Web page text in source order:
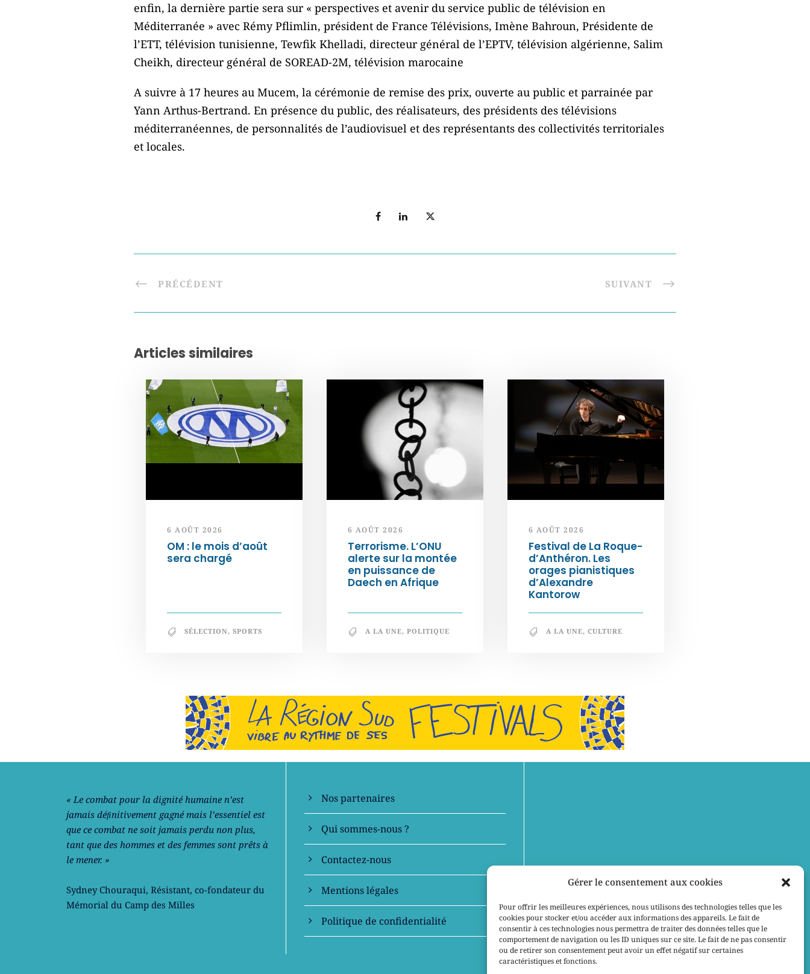
Gérer le consentement aux cookies
Pour offrir les meilleures expériences, nous utilisons des technologies telles que les
cookies pour stocker et/ou accéder aux informations des appareils. Le fait de
consentir à ces technologies nous permettra de traiter des données telles que le
comportement de navigation ou les ID uniques sur ce site. Le fait de ne pas consentir
ou de retirer son consentement peut avoir un effet négatif sur certaines
caractéristiques et fonctions.
enfin, la dernière partie sera sur « perspectives et avenir du service public de télévision en
Méditerranée » avec Rémy Pflimlin, président de France Télévisions, Imène Bahroun, Présidente de
l’ETT, télévision tunisienne, Tewfik Khelladi, directeur général de l’EPTV, télévision algérienne, Salim
Cheikh, directeur général de SOREAD-2M, télévision marocaine
A suivre à 17 heures au Mucem, la cérémonie de remise des prix, ouverte au public et parrainée par
Yann Arthus-Bertrand. En présence du public, des réalisateurs, des présidents des télévisions
méditerranéennes, de personnalités de l’audiovisuel et des représentants des collectivités territoriales
et locales.
PRÉCÉDENT SUIVANT
Articles similaires
6 AOÛT 2026
OM : le mois d’août
sera chargé
SÉLECTION, SPORTS
6 AOÛT 2026
Terrorisme. L’ONU
alerte sur la montée
en puissance de
Daech en Afrique
A LA UNE, POLITIQUE
6 AOÛT 2026
Festival de La Roque-
d’Anthéron. Les
orages pianistiques
d’Alexandre
Kantorow
A LA UNE, CULTURE
Notre philosophie
« Le combat pour la dignité humaine n’est
jamais déﬁnitivement gagné mais l’essentiel est
que ce combat ne soit jamais perdu non plus,
tant que des hommes et des femmes sont prêts à
le mener. »
Sydney Chouraqui, Résistant, co-fondateur du
Mémorial du Camp des Milles
En savoir +
Nos partenaires
Qui sommes-nous ?
Contactez-nous
Mentions légales
Politique de confidentialité